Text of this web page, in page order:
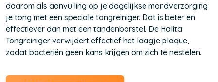
daarom als aanvulling op je dagelijkse mondverzorging
je tong met een speciale tongreiniger. Dat is beter en
effectiever dan met een tandenborstel. De Halita
Tongreiniger verwijdert effectief het laagje plaque,
zodat bacteriën geen kans krijgen om zich te nestelen.